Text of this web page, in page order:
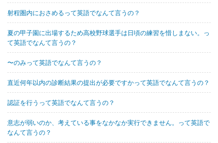
射程圏内におさめるって英語でなんて言うの？
夏の甲子園に出場するため高校野球選手は日頃の練習を惜しまない。っ
て英語でなんて言うの？
〜のみって英語でなんて言うの？
直近何年以内の診断結果の提出が必要ですかって英語でなんて言うの？
認証を行うって英語でなんて言うの？
意志が弱いのか、考えている事をなかなか実行できません。って英語で
なんて言うの？